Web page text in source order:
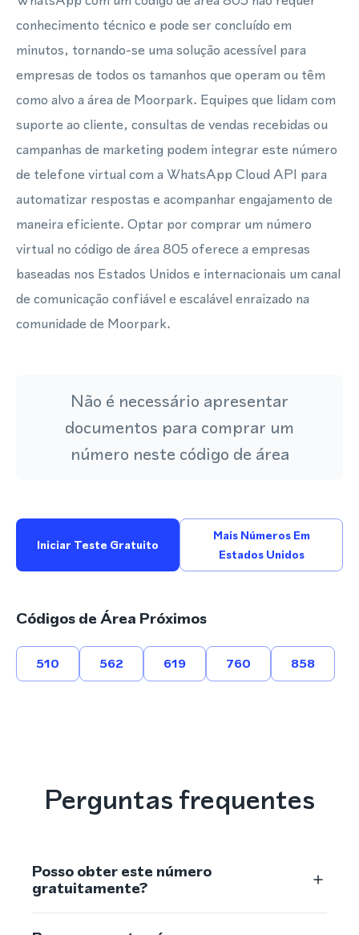
conhecimento técnico e pode ser concluído em
minutos, tornando-se uma solução acessível para
empresas de todos os tamanhos que operam ou têm
como alvo a área de Moorpark. Equipes que lidam com
suporte ao cliente, consultas de vendas recebidas ou
campanhas de marketing podem integrar este número
de telefone virtual com a WhatsApp Cloud API para
automatizar respostas e acompanhar engajamento de
maneira eficiente. Optar por comprar um número
virtual no código de área 805 oferece a empresas
baseadas nos Estados Unidos e internacionais um canal
de comunicação confiável e escalável enraizado na
comunidade de Moorpark.
Não é necessário apresentar
documentos para comprar um
número neste código de área
Iniciar Teste Gratuito
Mais Números Em
Estados Unidos
Códigos de Área Próximos
510 562 619 760 858
Perguntas frequentes
Posso obter este número
gratuitamente?